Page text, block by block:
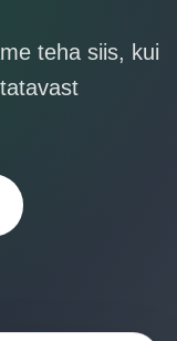
teha siis, kui